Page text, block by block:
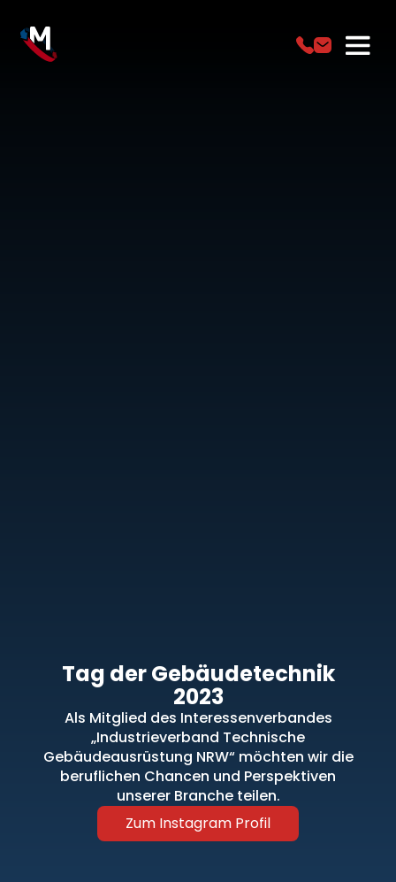
Tag derGebäudetechnik
2023
Als Mitglied des Interessenverbandes
„Industrieverband Technische
Gebäudeausrüstung NRW“ möchten wir die
beruflichen Chancen und Perspektiven
unserer Branche teilen.
Zum Instagram Profil